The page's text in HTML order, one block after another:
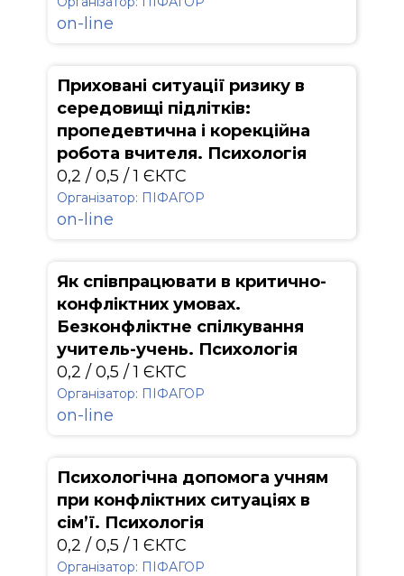
on-line
Приховані ситуації ризику в
середовищі підлітків:
пропедевтична і корекційна
робота вчителя. Психологія
0,2 / 0,5 / 1 ЄКТС
Організатор: ПІФАГОР
on-line
Як співпрацювати в критично-
конфліктних умовах.
Безконфліктне спілкування
учитель-учень. Психологія
0,2 / 0,5 / 1 ЄКТС
Організатор: ПІФАГОР
on-line
Психологічна допомога учням
при конфліктних ситуаціях в
сім’ї. Психологія
0,2 / 0,5 / 1 ЄКТС
Організатор: ПІФАГОР